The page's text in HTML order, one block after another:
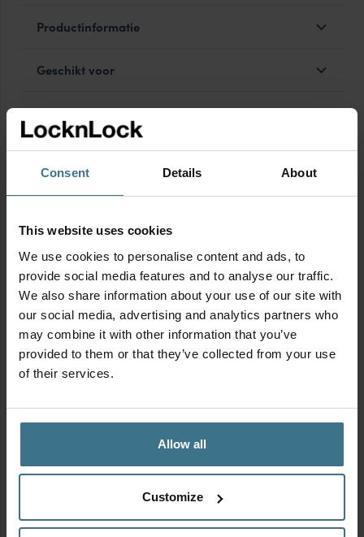
Consent Details About
This website uses cookies
We use cookies to personalise content and ads, to
provide social media features and to analyse our traffic.
We also share information about your use of our site with
our social media, advertising and analytics partners who
may combine it with other information that you’ve
provided to them or that they’ve collected from your use
of their services.
Allow all
Customize
Productinformatie
Geschikt voor
MIX & MATCH voor korting
MIX & MATCH | Alles voor de lunch to go
Vanaf:€14.85Oorspronkelijke
€13.37Huidige